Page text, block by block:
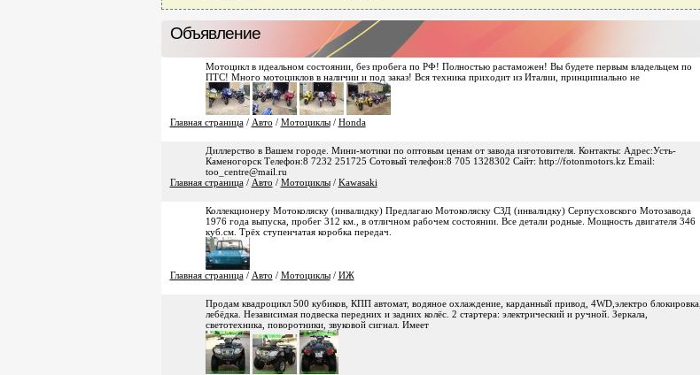
Объявление
Мотоцикл в идеальном состоянии, без пробега по РФ! Полностью растаможен! Вы будете первым владельцем по
ПТС! Много мотоциклов в наличии и под заказ! Вся техника приходит из Италии, принципиально не
Главная страница/ Авто / Мотоциклы/ Honda
Диллерство в Вашем городе. Мини-мотики по оптовым ценам от завода изготовителя. Контакты: Адрес:Усть-
Каменогорск Телефон:8 7232 251725 Сотовый телефон:8 705 1328302 Сайт: http://fotonmotors.kz Email:
too_centre@mail.ru
Главная страница/ Авто / Мотоциклы/ Kawasaki
Коллекционеру Мотоколяску (инвалидку) Предлагаю Мотоколяску СЗД (инвалидку) Серпусховского Мотозавода
1976 года выпуска, пробег 312 км., в отличном рабочем состоянии. Все детали родные. Мощность двигателя 346
куб.см. Трёх ступенчатая коробка передач.
Главная страница/ Авто / Мотоциклы/ ИЖ
Продам квадроцикл 500 кубиков, КПП автомат, водяное охлаждение, карданный привод, 4WD,электро блокировка,
лебёдка. Независимая подвеска передних и задних колёс. 2 стартера: электрический и ручной. Зеркала,
светотехника, поворотники, звуковой сигнал. Имеет